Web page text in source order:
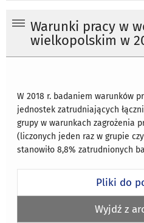
Warunki pracy w
wielkopolskim w
W 2018 r. badaniem warunków
jednostek zatrudniających
grupy w warunkach zagrożenia
(liczonych jeden raz w grupie
stanowiło 8,8% zatrudnionych
Pliki do
Wyjdź z